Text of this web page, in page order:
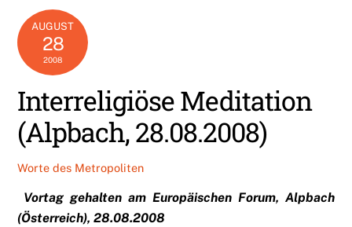
AUGUST
28
2008
Interreligiöse Meditation
(Alpbach, 28.08.2008)
Worte des Metropoliten
Vortag gehalten am Europäischen Forum, Alpbach
(Österreich), 28.08.2008